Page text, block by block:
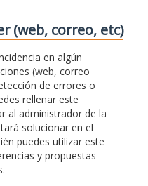
(web, correo, etc)
en algún
(web, correo
de errores o
rellenar este
al administrador de la
solucionar en el
puedes utilizar este
y propuestas